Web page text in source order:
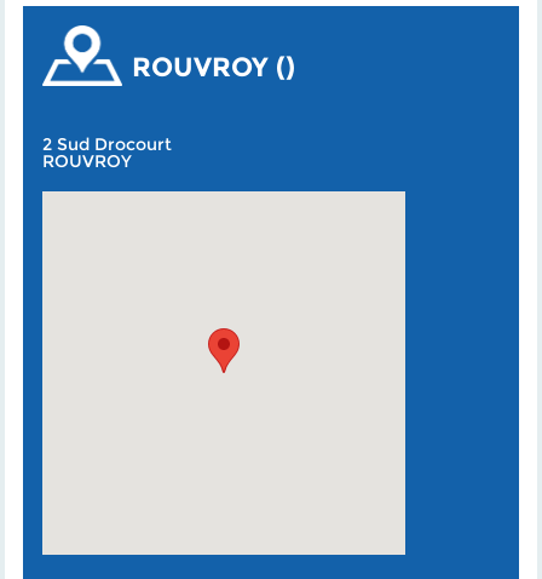
ROUVROY ()
2 Sud Drocourt
ROUVROY